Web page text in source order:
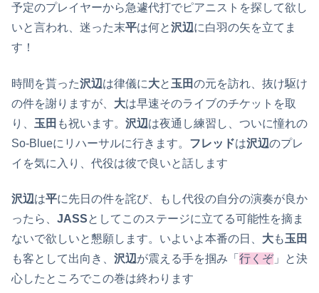
予定のプレイヤーから急遽代打でピアニストを探して欲し
いと言われ、迷った末平は何と沢辺に白羽の矢を立てま
す！
時間を貰った沢辺は律儀に大と 玉田の元を訪れ、抜け駆け
の件を謝りますが、 大は早速そのライブのチケットを取
り、 玉田 も祝います。 沢辺は夜通し練習し、ついに憧れの
So-Blueにリハーサルに行きます。 フレッドは沢辺のプレ
イを気に入り、代役は彼で良いと話します
沢辺は平に先日の件を詫び、もし代役の自分の演奏が良か
ったら、 JASSとしてこのステージに立てる可能性を摘ま
ないで欲しいと懇願します。いよいよ本番の日、 大も玉田
も客として出向き、 沢辺が震える手を掴み「 行くぞ」と決
心したところでこの巻は終わります